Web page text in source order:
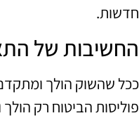
חדשות.
החשיבות של
ככל שהשוק הולך
פוליסות הביטוח רק